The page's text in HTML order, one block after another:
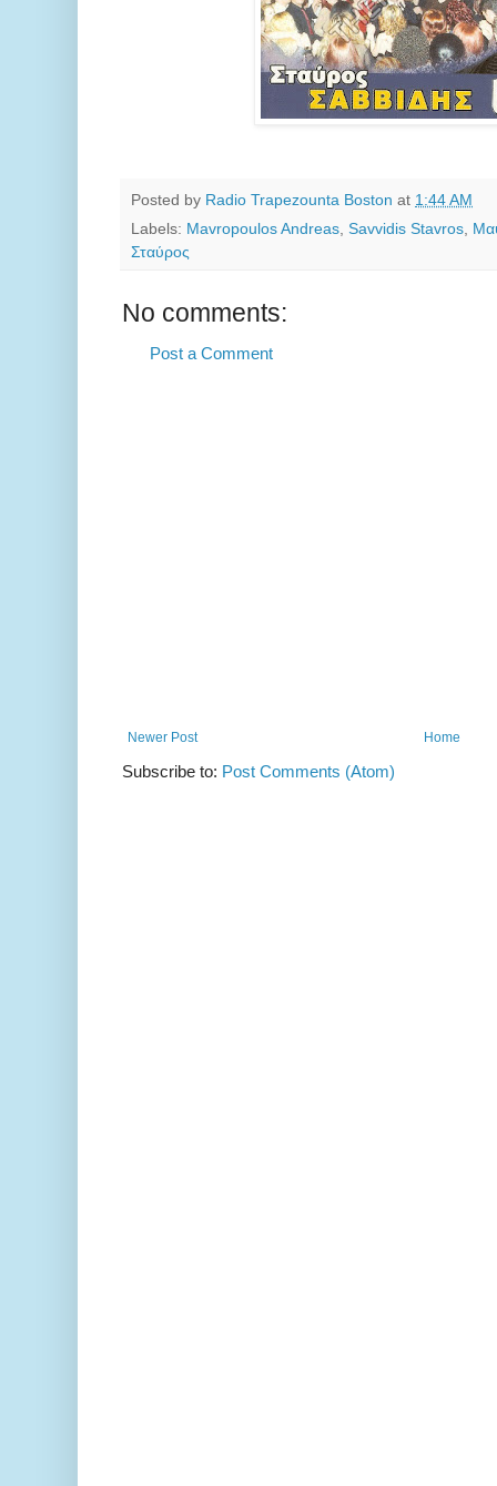
Posted by Radio Trapezounta Boston at 1:44 AM
Labels: Mavropoulos Andreas, Savvidis Stavros,
Σταύρος
No comments:
Post a Comment
Newer Post Home
Subscribe to: Post Comments (Atom)